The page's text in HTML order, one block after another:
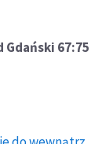
Gdański 67:75